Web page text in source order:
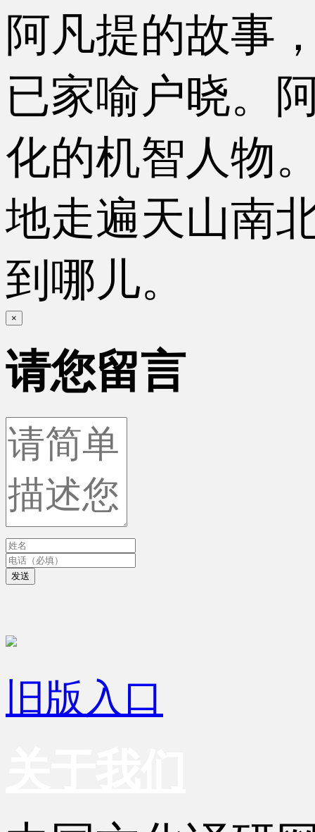
阿凡提的故事
已家喻户晓。
化的机智人物
地走遍天山南
到哪儿。
×
请您留言
发送
旧版入口